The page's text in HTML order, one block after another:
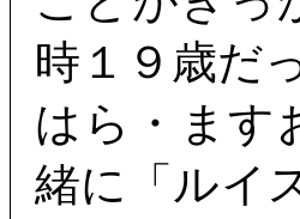
時１９歳だ
はら・ます
緒に「ルイ